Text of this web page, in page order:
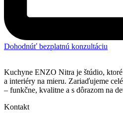
Dohodnúť bezplatnú konzultáciu
Kuchyne ENZO Nitra je štúdio,
a interiéry na mieru. Zariaďujeme
– funkčne, kvalitne a s dôrazom na
Kontakt